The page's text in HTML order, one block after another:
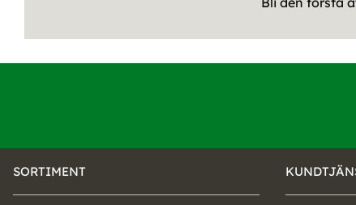
SORTIMENT